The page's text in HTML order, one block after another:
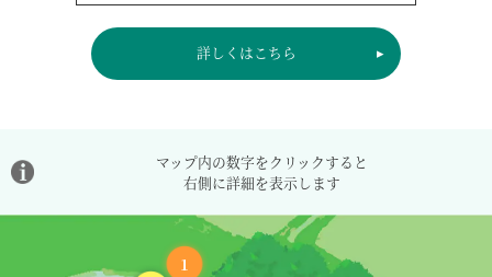
詳しくはこちら
マップ内の数字をクリックすると
右側に詳細を表示します
1